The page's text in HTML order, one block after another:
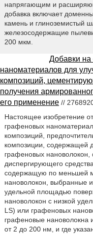
напрягающим и
добавка включает
камень и глиноземистый
железосодержащие
200 мкм.
Добавки
наноматериалов для
композиций,
получения
его применение //
Настоящее изобретение
графеновых
композиций,
композиции, содержащей
графеновых нановолокон,
диспергирующего
содержащую по меньшей
нановолокон, выбранные
удельной площадью
нановолокон с низкой
LS) или графеновых
графеновые нановолокна
от 2 до 200 нм, и где